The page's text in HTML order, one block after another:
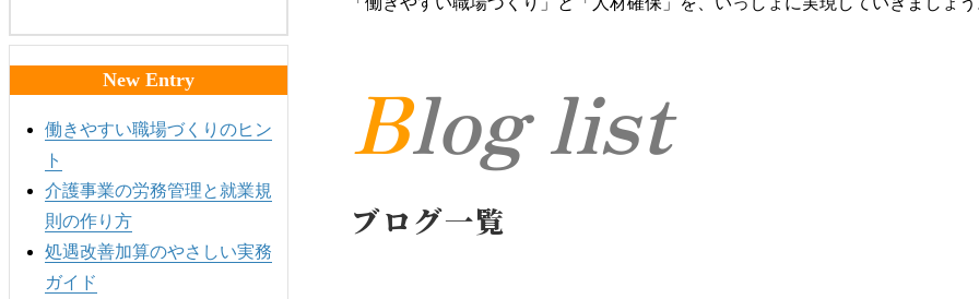
Blog list
ブログ一覧
New Entry
働きやすい職場づくりのヒン
ト
介護事業の労務管理と就業規
則の作り方
処遇改善加算のやさしい実務
ガイド